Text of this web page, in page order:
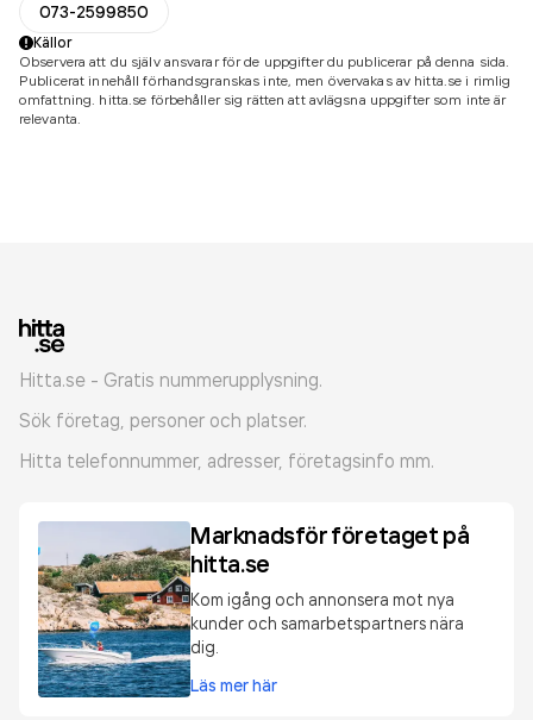
073-2599850
Källor
Observera att du själv ansvarar för de uppgifter du publicerar på denna sida.
Publicerat innehåll förhandsgranskas inte, men övervakas av hitta.se i rimlig
omfattning. hitta.se förbehåller sig rätten att avlägsna uppgifter som inte är
relevanta.
Hitta.se - Gratis nummerupplysning.
Sök företag, personer och platser.
Hitta telefonnummer, adresser, företagsinfo mm.
Marknadsför företaget på
hitta.se
Kom igång och annonsera mot nya
kunder och samarbetspartners nära
dig.
Läs mer här